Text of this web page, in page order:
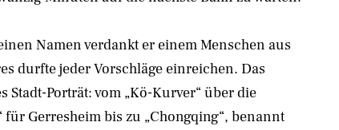
Namen verdankt er einem Menschen aus
durfte jeder Vorschläge einreichen. Das
Stadt-Porträt: vom „Kö-Kurver“ über die
für Gerresheim bis zu „Chongqing“, benannt